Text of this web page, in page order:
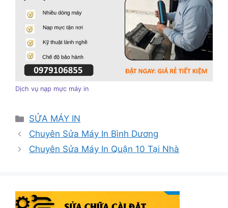
Dịch vụ nạp mực máy in
Danh
mục
SỬA MÁY IN
Chuyên Sửa Máy In Bình Dương
Chuyên Sửa Máy In Quận 10 Tại Nhà